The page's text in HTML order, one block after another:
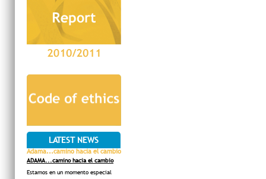
LATEST NEWS
Adama...camino hacia el cambio
ADAMA...camino hacia el cambio
Estamos en un momento especial